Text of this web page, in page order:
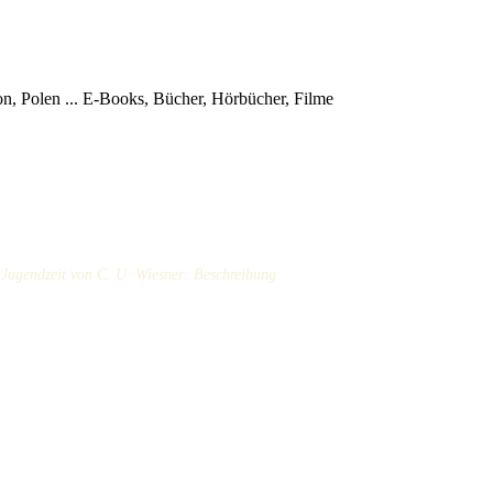
Polen ... E-Books, Bücher, Hörbücher, Filme
von C. U. Wiesner: Beschreibung